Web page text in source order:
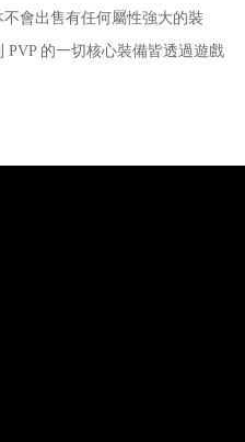
會出售有任何屬性強大的裝
的一切核心裝備皆透過遊戲